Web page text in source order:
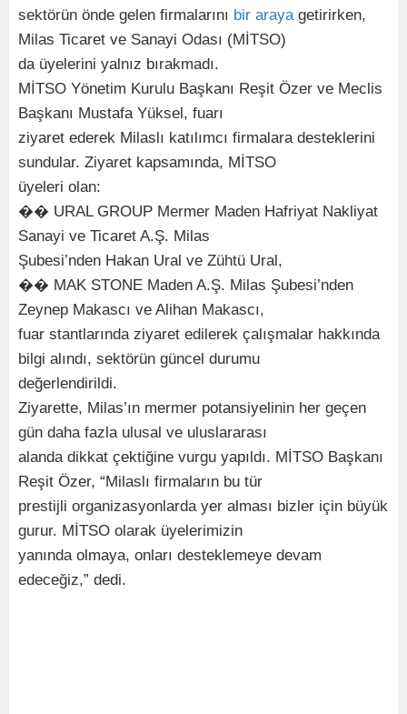
sektörün önde gelen firmalarını bir arayagetirirken,
Milas Ticaret ve Sanayi Odası (MİTSO)
da üyelerini yalnız bırakmadı.
MİTSO Yönetim Kurulu Başkanı Reşit Özer ve Meclis
Başkanı Mustafa Yüksel, fuarı
ziyaret ederek Milaslı katılımcı firmalara desteklerini
sundular. Ziyaret kapsamında, MİTSO
üyeleri olan:
�� URAL GROUP Mermer Maden Hafriyat Nakliyat
Sanayi ve Ticaret A.Ş. Milas
Şubesi’nden Hakan Ural ve Zühtü Ural,
�� MAK STONE Maden A.Ş. Milas Şubesi’nden
Zeynep Makascı ve Alihan Makascı,
fuar stantlarında ziyaret edilerek çalışmalar hakkında
bilgi alındı, sektörün güncel durumu
değerlendirildi.
Ziyarette, Milas’ın mermer potansiyelinin her geçen
gün daha fazla ulusal ve uluslararası
alanda dikkat çektiğine vurgu yapıldı. MİTSO Başkanı
Reşit Özer, “Milaslı firmaların bu tür
prestijli organizasyonlarda yer alması bizler için büyük
gurur. MİTSO olarak üyelerimizin
yanında olmaya, onları desteklemeye devam
edeceğiz,” dedi.